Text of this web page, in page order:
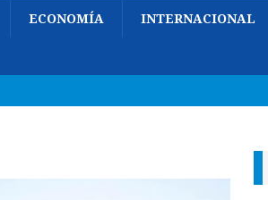
ECONOMÍA INTERNACIONAL